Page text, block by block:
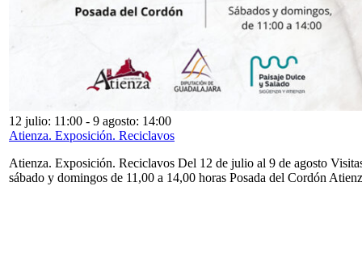
12 julio: 11:00 - 9 agosto: 14:00
Atienza. Exposición. Reciclavos
Atienza. Exposición. Reciclavos Del 12 de julio al 9 de agosto
sábado y domingos de 11,00 a 14,00 horas Posada del Cordón